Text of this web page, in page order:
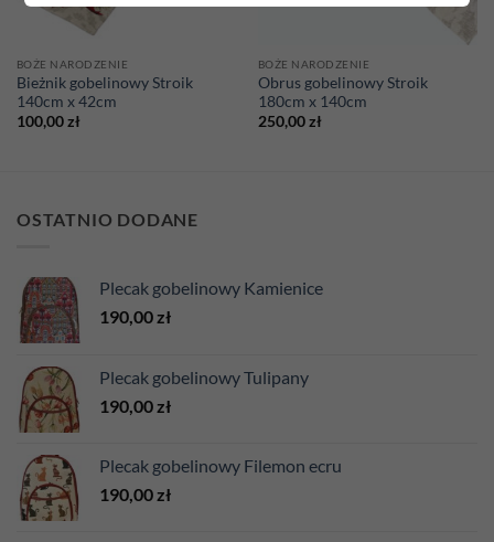
BOŻE NARODZENIE
Bieżnik gobelinowy Stroik
140cm x 42cm
100,00zł
BOŻE NARODZENIE
Obrus gobelinowy Stroik
180cm x 140cm
250,00zł
OSTATNIO DODANE
Plecak gobelinowy Kamienice
190,00 zł
Plecak gobelinowy Tulipany
190,00 zł
Plecak gobelinowy Filemon ecru
190,00 zł